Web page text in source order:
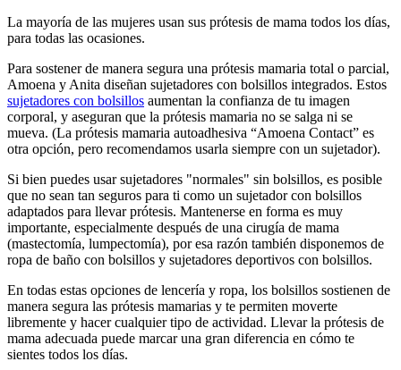
La mayoría de las mujeres usan sus prótesis de mama todos los días,
para todas las ocasiones.
Para sostener de manera segura una prótesis mamaria total o parcial,
Amoena y Anita diseñan sujetadores con bolsillos integrados. Estos
sujetadores con bolsillos aumentan la confianza de tu imagen
corporal, y aseguran que la prótesis mamaria no se salga ni se
mueva. (La prótesis mamaria autoadhesiva “Amoena Contact” es
otra opción, pero recomendamos usarla siempre con un sujetador).
Si bien puedes usar sujetadores "normales" sin bolsillos, es posible
que no sean tan seguros para ti como un sujetador con bolsillos
adaptados para llevar prótesis. Mantenerse en forma es muy
importante, especialmente después de una cirugía de mama
(mastectomía, lumpectomía), por esa razón también disponemos de
ropa de baño con bolsillos y sujetadores deportivos con bolsillos.
En todas estas opciones de lencería y ropa, los bolsillos sostienen de
manera segura las prótesis mamarias y te permiten moverte
libremente y hacer cualquier tipo de actividad. Llevar la prótesis de
mama adecuada puede marcar una gran diferencia en cómo te
sientes todos los días.